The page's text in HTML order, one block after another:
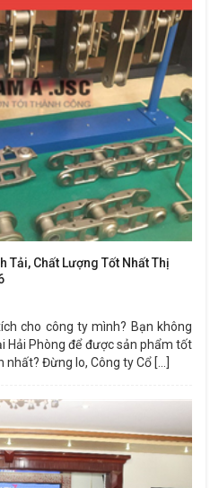
Tải, Chất Lượng Tốt Nhất Thị
cho công ty mình? Bạn không
Hải Phòng để được sản phẩm tốt
Đừng lo, Công ty Cổ [...]